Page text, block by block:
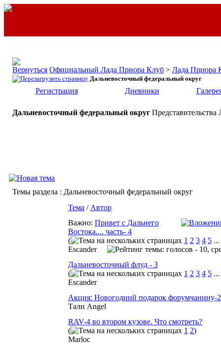
Официальный Лада Приора Клуб > Лада Приора
Дальневосточный федеральный округ
Регистрация Дневники
Дальневосточный федеральный округ
Темы раздела : Дальневосточный федеральный округ
Тема / Автор
Важно: Привет с Дальнего
Востока.... часть- 4
(
1 2 3 4 5 ...
Escander
Дальневосточный флуд - 3
(
1 2 3 4 5 ...
Escander
Акция: Новогодний подарок форумчанину-
Тали Angel
RAV-4 во втором кузове. Что смотреть?
(
1 2)
Marloc